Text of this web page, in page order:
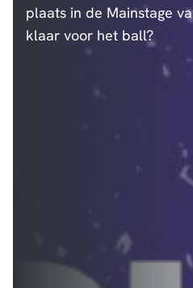
plaats in de Mainstage
klaar voor het ball?